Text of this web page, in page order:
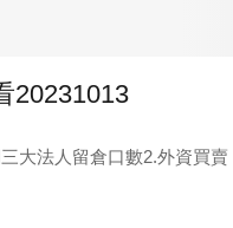
20231013
大法人留倉口數2.外資買賣